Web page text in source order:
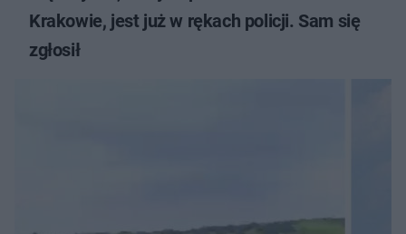
Krakowie, jest już w rękach policji. Sam się
zgłosił